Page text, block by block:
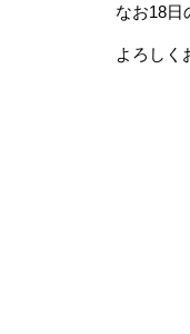
なお18日
よろしく